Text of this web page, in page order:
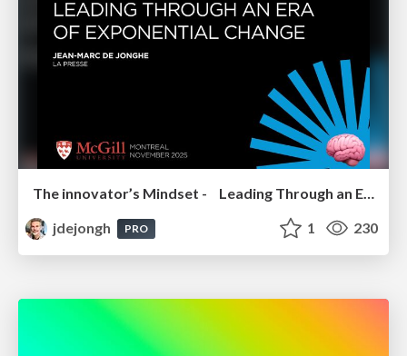
The innovator’s Mindset - Leading Through an Era of Exponential Change - McGill University 2025
jdejongh
PRO 1 230